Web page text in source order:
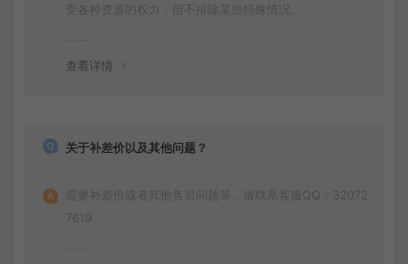
受各种资源的权力，但不排除某些特殊情况。
查看详情
关于补差价以及其他问题？
需要补差价或者其他售后问题等，请联系客服QQ：32072
7619